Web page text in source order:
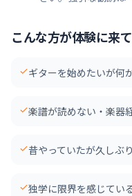
こんな方が体験に来
ギターを始めたいが何
楽譜が読めない・楽器
昔やっていたが久しぶ
独学に限界を感じてい